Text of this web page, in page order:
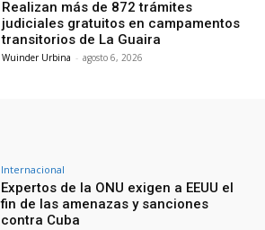
Realizan más de 872 trámites
judiciales gratuitos en campamentos
transitorios de La Guaira
Wuinder Urbina - agosto 6, 2026
Internacional
Expertos de la ONU exigen a EEUU el
fin de las amenazas y sanciones
contra Cuba